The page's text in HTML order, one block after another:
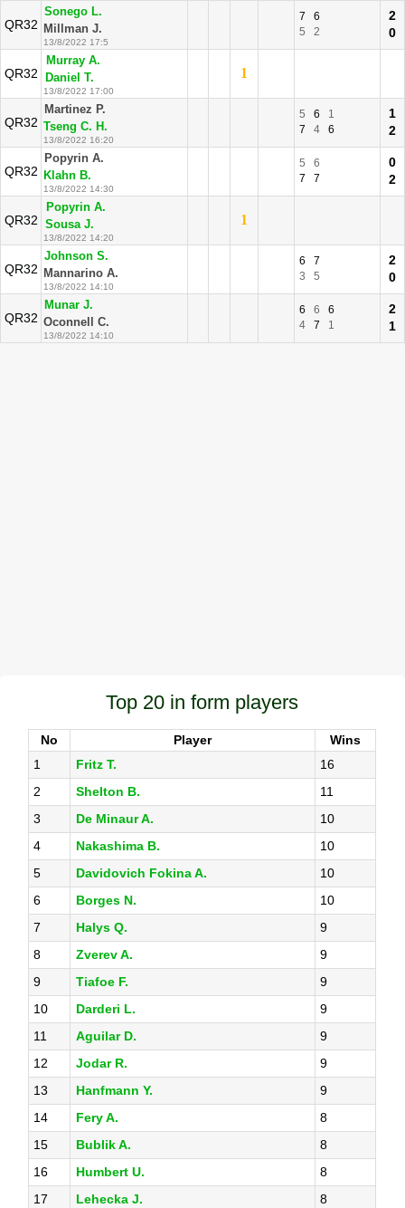
QR32
Sonego L.
Millman J.
13/8/2022 17:5
7
6
5
2
2
0
QR32
Murray A.
Daniel T.
13/8/2022 17:00
1
QR32
Martinez P.
Tseng C. H.
13/8/2022 16:20
5 6
1
7
4 6
1
2
QR32
Popyrin A.
Klahn B.
13/8/2022 14:30
5
6
7
7
0
2
QR32
Popyrin A.
Sousa J.
13/8/2022 14:20
1
QR32
Johnson S.
Mannarino A.
13/8/2022 14:10
6
7
3
5
2
0
QR32
Munar J.
Oconnell C.
13/8/2022 14:10
6 6
6
4
7 1
2
1
Top 20 in form players
No Player
Wins
1
Fritz T.
16
2
Shelton B.
11
3
De Minaur A.
10
4
Nakashima B.
10
5
Davidovich Fokina A.
10
6
Borges N.
10
7
Halys Q.
9
8
Zverev A.
9
9
Tiafoe F.
9
10
Darderi L.
9
11
Aguilar D.
9
12
Jodar R.
9
13
Hanfmann Y.
9
14
Fery A.
8
15
Bublik A.
8
16
Humbert U.
8
17
Lehecka J.
8